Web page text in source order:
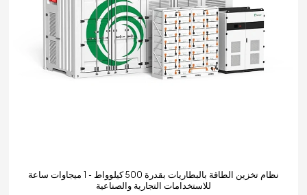
نظام تخزين الطاقة بالبطاريات بقدرة 500 كيلوواط - 1 ميجاوات ساعة
للاستخدامات التجارية والصناعية